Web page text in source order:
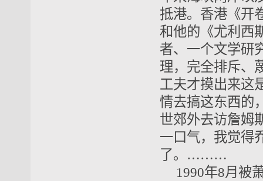
抵港。香港《开
和他的《尤利西
者、一个文学研
理，完全排斥、
工夫才摸出来这
情去搞这东西的
世郊外去访詹姆
一口气，我觉得
了。………
1990年8月被